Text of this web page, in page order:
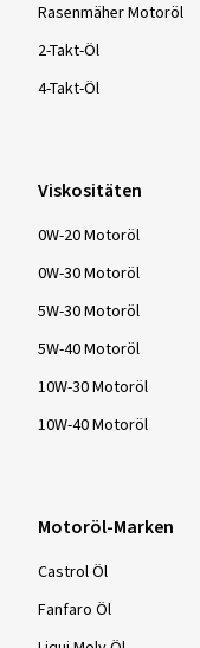
Rasenmäher Motoröl
2-Takt-Öl
4-Takt-Öl
Viskositäten
0W-20 Motoröl
0W-30 Motoröl
5W-30 Motoröl
5W-40 Motoröl
10W-30 Motoröl
10W-40 Motoröl
Motoröl-Marken
Castrol Öl
Fanfaro Öl